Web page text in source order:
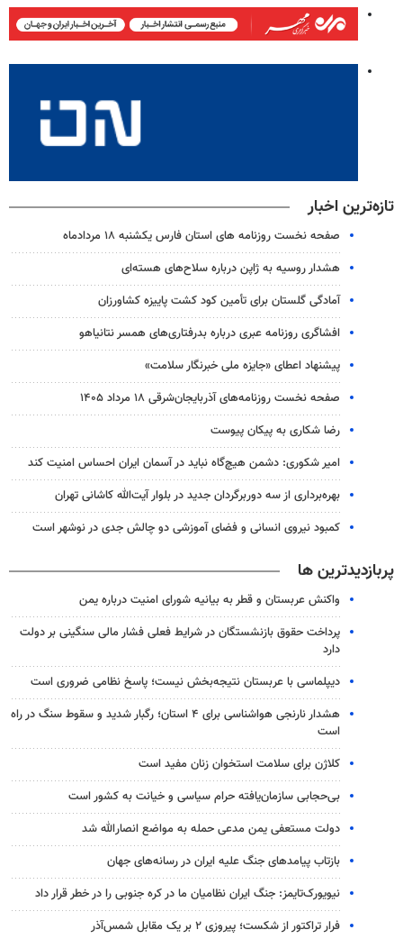
تازه‌ترین اخبار
صفحه نخست روزنامه های استان فارس یکشنبه ۱۸ مردادماه
هشدار روسیه به ژاپن درباره سلاح‌های هسته‌ای
آمادگی گلستان برای تأمین کود کشت پاییزه کشاورزان
افشاگری روزنامه عبری درباره بدرفتاری‌های همسر نتانیاهو
پیشنهاد اعطای «جایزه ملی خبرنگار سلامت»
صفحه نخست روزنامه‌های آذربایجان‌شرقی ۱۸ مرداد ۱۴۰۵
رضا شکاری به پیکان پیوست
امیر شکوری: دشمن هیچ‌گاه نباید در آسمان ایران احساس امنیت کند
بهره‌برداری از سه دوربرگردان جدید در بلوار آیت‌الله کاشانی تهران
کمبود نیروی انسانی و فضای آموزشی دو چالش جدی در نوشهر است
پربازدیدترین ها
واکنش عربستان و قطر به بیانیه شورای امنیت درباره یمن
پرداخت حقوق بازنشستگان در شرایط فعلی فشار مالی سنگینی بر دولت
دارد
دیپلماسی با عربستان نتیجه‌بخش نیست؛ پاسخ نظامی ضروری است
هشدار نارنجی هواشناسی برای ۴ استان؛ رگبار شدید و سقوط سنگ در راه
است
کلاژن برای سلامت استخوان زنان مفید است
بی‌حجابی سازمان‌یافته حرام سیاسی و خیانت به کشور است
دولت مستعفی یمن مدعی حمله به مواضع انصارالله شد
بازتاب پیامدهای جنگ علیه ایران در رسانه‌های جهان
نیویورک‌تایمز: جنگ ایران نظامیان ما در کره جنوبی را در خطر قرار داد
فرار تراکتور از شکست؛ پیروزی ۲ بر یک مقابل شمس‌آذر